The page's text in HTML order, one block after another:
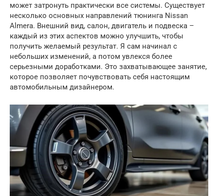
может затронуть практически все системы. Существует
несколько основных направлений тюнинга Nissan
Almera. Внешний вид, салон, двигатель и подвеска –
каждый из этих аспектов можно улучшить, чтобы
получить желаемый результат. Я сам начинал с
небольших изменений, а потом увлекся более
серьезными доработками. Это захватывающее занятие,
которое позволяет почувствовать себя настоящим
автомобильным дизайнером.